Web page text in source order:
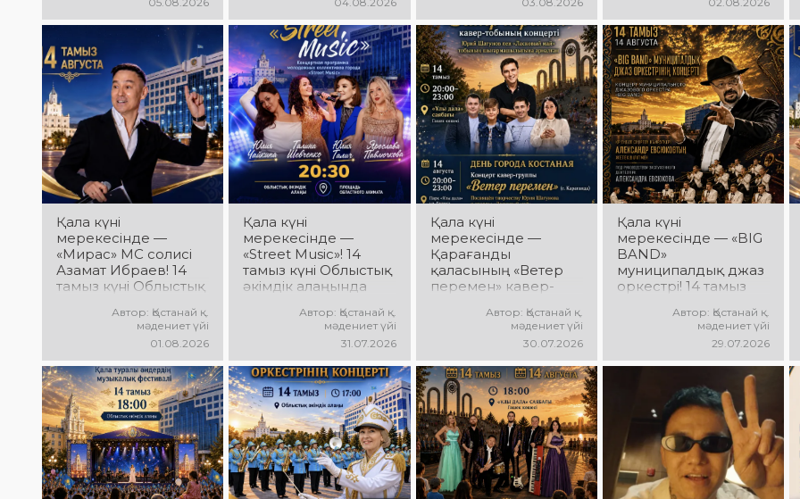
жеңімпаздарын
марапаттау рәсімі
мен гала-концерт
өтеді! Сіздерді үздік
орындаушылардың
әсерлі өнері, жарқын
эмоциялар және
ерекше мерекелік
атмосфера күтеді!
жобасының балалар
шығармашылық
ұжымдары
қатысатын «Алтын
дән» фестивалі өтеді!
Сіздерді жас
таланттардың
жарқын өнері, әсем
әндер, әсерлі билер
мен мерекелік көңіл
күй күтеді!
бағдарламасы өтеді!
Ансамбль жетекшісі
— Шамиль
Фахрутдинов.
Сіздерді әсерлі
хореографиялық
қойылымдар,
жарқын бейнелер,
қуатты ырғақ пен
мерекелік көңіл күй
күтеді!
Сіздерді заманауи
музыкалық хиттер,
би ырғағы, қуатты
энергия мен жарқын
эмоциялар күтеді!
Қала күні
мерекесінде —
«Мирас» МС солисі
Азамат Ибраев! 14
тамыз күні Облыстық
Азамат Ибраевтың
бағдарламасы өтеді!
Сіздерді сүйікті
әндер, жарқын
орындау, қуатты
энергия мен
көтеріңкі мерекелік
көңіл күй күтеді!
Автор: Қостанай қ.
мәдениет үйі
01.08.2026
Қала күні
мерекесінде —
«Street Music»! 14
тамыз күні Облыстық
әкімдік алаңында
ұжымдарының
«Street Music»
бағдарламасы өтеді!
Сіздерді заманауи
музыка, жарқын
орындаулар, қуатты
энергия мен
көтеріңкі мерекелік
көңіл күй күтеді!
Автор: Қостанай қ.
мәдениет үйі
31.07.2026
Қала күні
мерекесінде —
Қарағанды
қаласының «Ветер
перемен» кавер-
«Ұлы Дала»
саябағында Юрий
Шатунов пен
«Ласковый май»
тобының
шығармашылығына
арналған концерт
өтеді! Сіздерді
көпшілік сүйіп
тыңдайтын әндер,
жылы естеліктер мен
ерекше музыкалық
Автор: Қостанай қ.
мәдениет үйі
30.07.2026
Қала күні
мерекесінде — «BIG
BAND»
муниципалдық джаз
оркестрі! 14 тамыз
әкімдік алаңында
«BIG BAND»
муниципалдық джаз
оркестрінің концерті
өтеді! Оркестр
жетекшісі — ҚР
еңбек сіңірген
қайраткері
Александр Евсюков.
Музыкалық жетекші-
аранжировщик —
Геннадий Стаканов.
Автор: Қостанай қ.
мәдениет үйі
29.07.2026